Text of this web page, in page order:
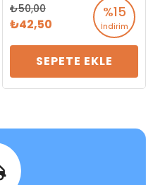
%15
İndirim
50,00
42,50
SEPETE EKLE